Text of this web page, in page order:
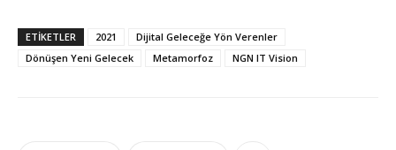
ETIKETLER 2021
Dijital Geleceğe Yön Verenler
Dönüşen Yeni Gelecek
Metamorfoz NGN IT Vision